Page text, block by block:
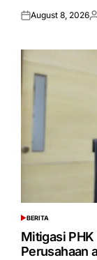
Posted
August 8, 2026
POSTED
IN
BERITA
Mitigasi
Perusahaan